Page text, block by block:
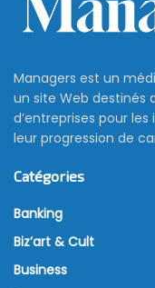
Managers est un
un site Web destinés
d’entreprises pour
leur progression de
Catégories
Banking
Biz’art & Cult
Business